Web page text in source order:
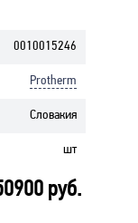
0010015246
Protherm
Словакия
шт
руб.